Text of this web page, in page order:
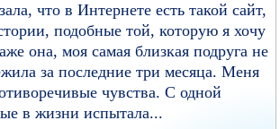
что в Интернете есть такой сайт,
подобные той, которую я хочу
она, моя самая близкая подруга не
за последние три месяца. Меня
чувства. С одной
в жизни испытала...